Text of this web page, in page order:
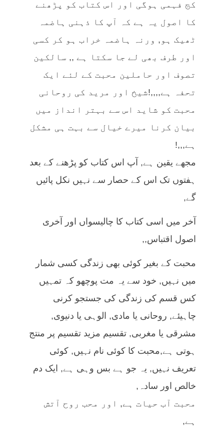
کج فہمی ہوگی اور اس کتاب کو پڑھنے
کا اصول یہ ہے کہ آپ کا ذہنی ہاضمہ
ٹھیک ہو, ورنہ ہاضمہ خراب ہو کر کسی
اور طرف بھی لے جا سکتا ہے ,, سالکین
تصوف اور حاملین محبت کے لئے ایک
تحفہ ہے,,,,!شیخ اور مرید کی روحانی
محبت کو شاید اس سے بہتر انداز میں
بیان کرنا میرے خیال سے بہت ہی مشکل
ہے,,,!
مجھے یقین ہے, آپ اس کتاب کو پڑھنے کے بعد
ہفتوں تک اس کے حصار سے نہیں نکل پائیں
گے,
آخر میں اسی کتاب کا چالیسواں اور آخری
اصول اقتباس,,
محبت کے بغیر کوئی بھی زندگی کسی شمار
میں نہیں, خود سے یہ مت پوچھو کہ تمہیں
کس قسم کی زندگی کی جستجو کرنی
چاہیئے, روحانی یا مادی, الوہی یا دنیوی,
مشرقی یا مغربی, تقسیم مزید تقسیم پر منتج
ہوتی ہے,محبت کا کوئی نام نہیں, کوئی
تعریف نہیں, یہ جو ہے بس وہی ہے, ایک دم
خالص اور سادہ,
محبت آب حیات ہے, اور محب روح آتش
ہے,